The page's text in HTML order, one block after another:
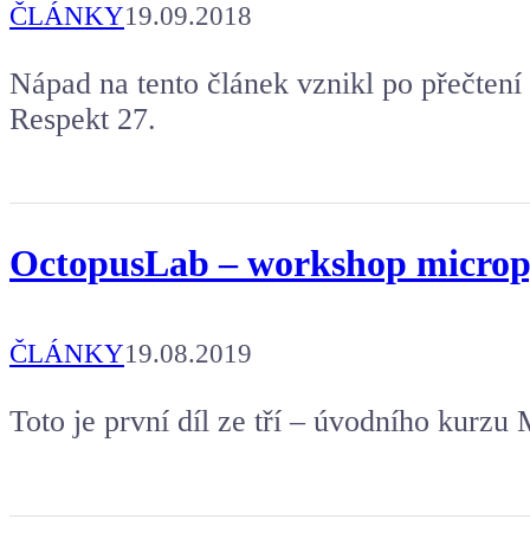
ČLÁNKY19.09.2018
Nápad na tento článek vznikl po
Respekt 27.
OctopusLab – workshop
ČLÁNKY19.08.2019
Toto je první díl ze tří – úvodního kurzu